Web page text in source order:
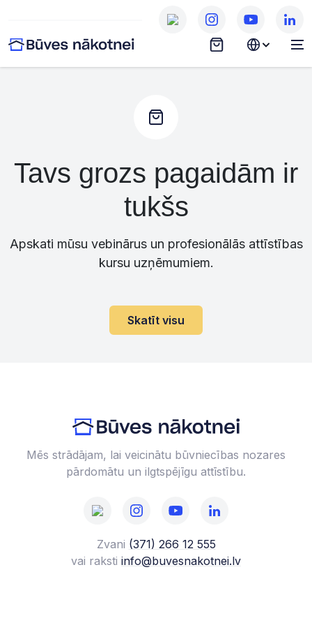
Tavs grozs pagaidām ir
tukšs
Apskati mūsu vebinārus un profesionālās attīstības
kursu uzņēmumiem.
Skatīt visu
Mēs strādājam, lai veicinātu būvniecības nozares
pārdomātu un ilgtspējīgu attīstību.
Zvani (371) 266 12 555‬
vai raksti info@buvesnakotnei.lv